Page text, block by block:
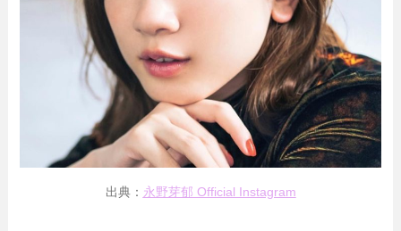
出典： 永野芽郁 Official Instagram